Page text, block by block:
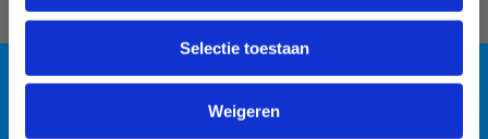
Selectie toestaan
Weigeren